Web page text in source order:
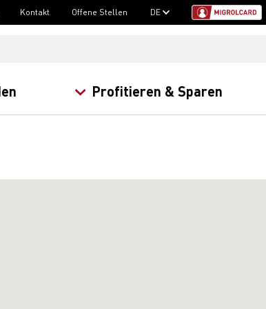
Kontakt Offene Stellen DE
Profitieren & Sparen